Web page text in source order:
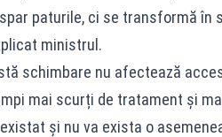
paturile, ci se transformă în
ministrul.
schimbare nu afectează
mai scurți de tratament și
și nu va exista o